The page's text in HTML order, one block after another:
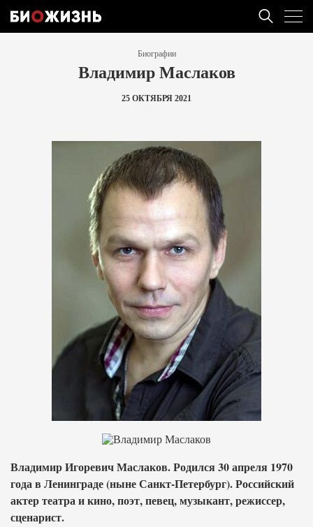
Биографии
Владимир Маслаков
25 ОКТЯБРЯ 2021
Владимир Игоревич Маслаков. Родился 30 апреля 1970
года в Ленинграде (ныне Санкт-Петербург). Российский
актер театра и кино, поэт, певец, музыкант, режиссер,
сценарист.